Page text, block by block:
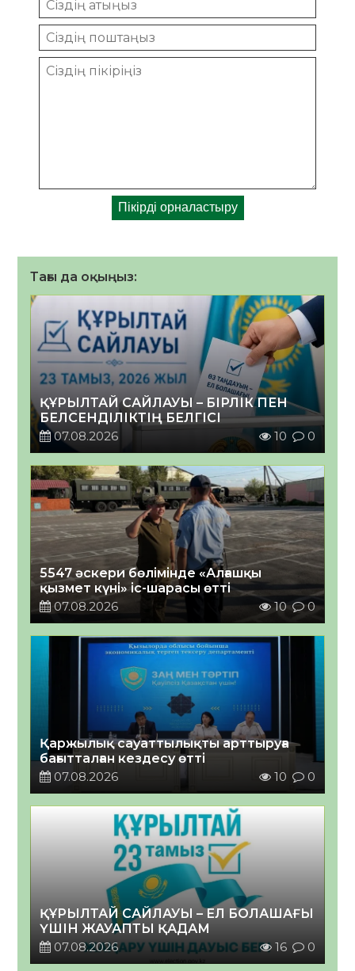
Тағы да оқыңыз:
ҚҰРЫЛТАЙ САЙЛАУЫ – БІРЛІК ПЕН
БЕЛСЕНДІЛІКТІҢ БЕЛГІСІ
07.08.2026
10 0
5547 әскери бөлімінде «Алғашқы
қызмет күні» іс-шарасы өтті
07.08.2026
10 0
Қаржылық сауаттылықты арттыруға
бағытталған кездесу өтті
07.08.2026
10 0
ҚҰРЫЛТАЙ САЙЛАУЫ – ЕЛ БОЛАШАҒЫ
ҮШІН ЖАУАПТЫ ҚАДАМ
07.08.2026
16 0